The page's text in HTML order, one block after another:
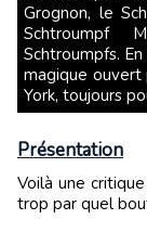
Grognon, le
Schtroumpf
Schtroumpfs.
magique
York, toujours
Présentation
Voilà une critique qui est loin d'être évidente. Je ne sais pas
trop par quel